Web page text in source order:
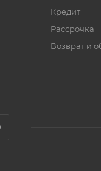
Кредит
Рассрочка
Возврат и